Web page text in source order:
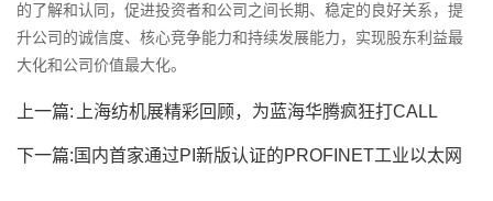
的了解和认同，促进投资者和公司之间长期、稳定的良好关系，提
升公司的诚信度、核心竞争能力和持续发展能力，实现股东利益最
大化和公司价值最大化。
上一篇: 上海纺机展精彩回顾，为蓝海华腾疯狂打CALL
下一篇: 国内首家通过PI新版认证的PROFINET工业以太网